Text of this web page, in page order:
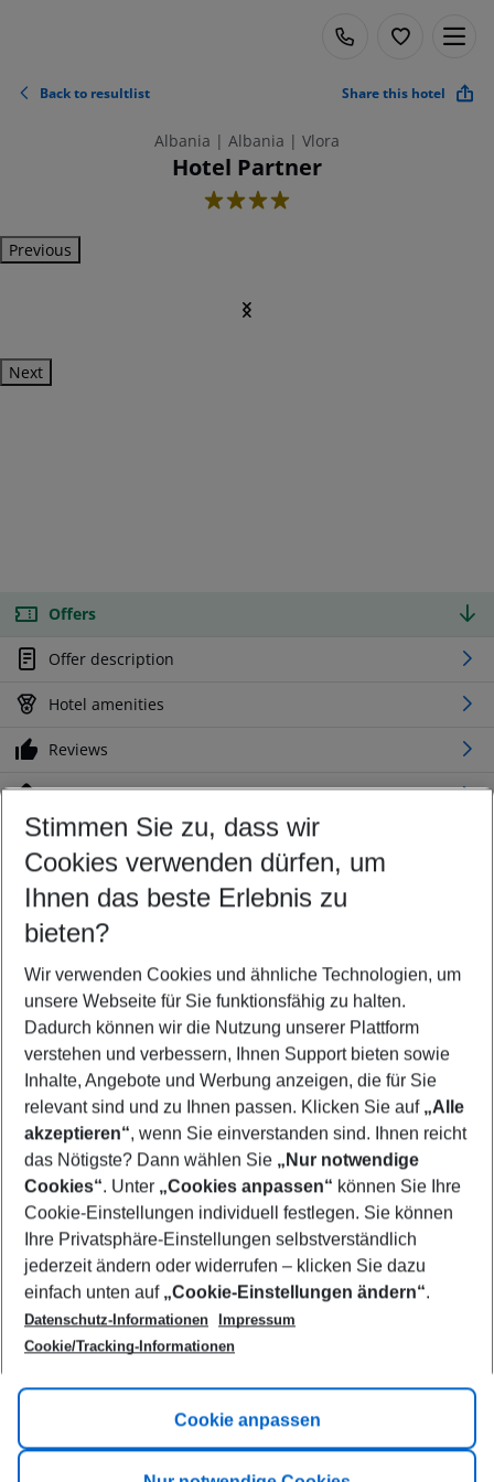
Back to resultlist Share this hotel
Albania | Albania | Vlora
Hotel Partner
4
Previous
Next
Offers
Offer description
Hotel amenities
Reviews
Location
Customize your offer
Find the perfect deal which suits your best
Your departure airport
Any airport
Select your date range
12/08/26–10/08/27 5-8 nights
Who will travel
2 adults No children
Show more filter
Footer
Footer navigation
Title A
Link A
Stimmen Sie zu, dass wir
Cookies verwenden dürfen, um
Ihnen das beste Erlebnis zu
bieten?
Wir verwenden Cookies und ähnliche Technologien, um
unsere Webseite für Sie funktionsfähig zu halten.
Dadurch können wir die Nutzung unserer Plattform
verstehen und verbessern, Ihnen Support bieten sowie
Inhalte, Angebote und Werbung anzeigen, die für Sie
relevant sind und zu Ihnen passen. Klicken Sie auf „Alle
akzeptieren“, wenn Sie einverstanden sind. Ihnen reicht
das Nötigste? Dann wählen Sie „Nur notwendige
Cookies“. Unter „Cookies anpassen“ können Sie Ihre
Cookie-Einstellungen individuell festlegen. Sie können
Ihre Privatsphäre-Einstellungen selbstverständlich
jederzeit ändern oder widerrufen – klicken Sie dazu
einfach unten auf „Cookie-Einstellungen ändern“.
Datenschutz-Informationen
Impressum
Cookie/Tracking-Informationen
Cookie anpassen